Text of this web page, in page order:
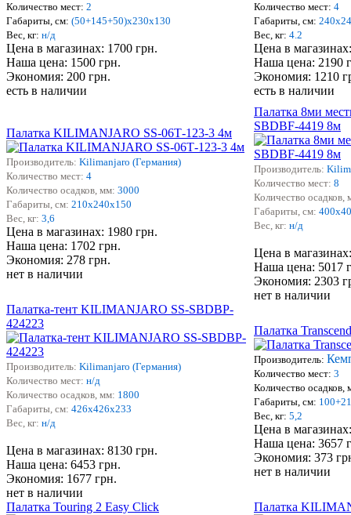
Количество мест: 2
Габариты, см: (50+145+50)х230х130
Вес, кг: н/д
Цена в магазинах: 1700 грн.
Наша цена: 1500 грн.
Экономия: 200 грн.
есть в наличии
Количество мест: 4
Габариты, см:
Вес, кг: 4.2
Цена в
Наша цена: 2190
Экономия: 1210
есть в наличии
Палатка KILIMANJARO SS-06Т-123-3 4м
Производитель: Kilimanjaro (Германия)
Количество мест: 4
Количество осадков, мм: 3000
Габариты, см: 210х240х150
Вес, кг: 3,6
Цена в магазинах: 1980 грн.
Наша цена: 1702 грн.
Экономия: 278 грн.
нет в наличии
Палатка 8ми
SBDBF-4419 8м
Производитель:
Количество мест: 8
Количество осадков,
Габариты, см:
Вес, кг: н/д
Цена в
Наша цена: 5017
Экономия: 2303
нет в наличии
Палатка-тент KILIMANJARO SS-SBDBP-
424223
Производитель: Kilimanjaro (Германия)
Количество мест: н/д
Количество осадков, мм: 1800
Габариты, см: 426х426х233
Вес, кг: н/д
Цена в магазинах: 8130 грн.
Наша цена: 6453 грн.
Экономия: 1677 грн.
нет в наличии
Палатка
Производитель:
Количество мест: 3
Количество
Габариты, см:
Вес, кг: 5,2
Цена в
Наша цена: 3657
Экономия: 373
нет в наличии
Палатка Touring 2 Easy Click Палатка